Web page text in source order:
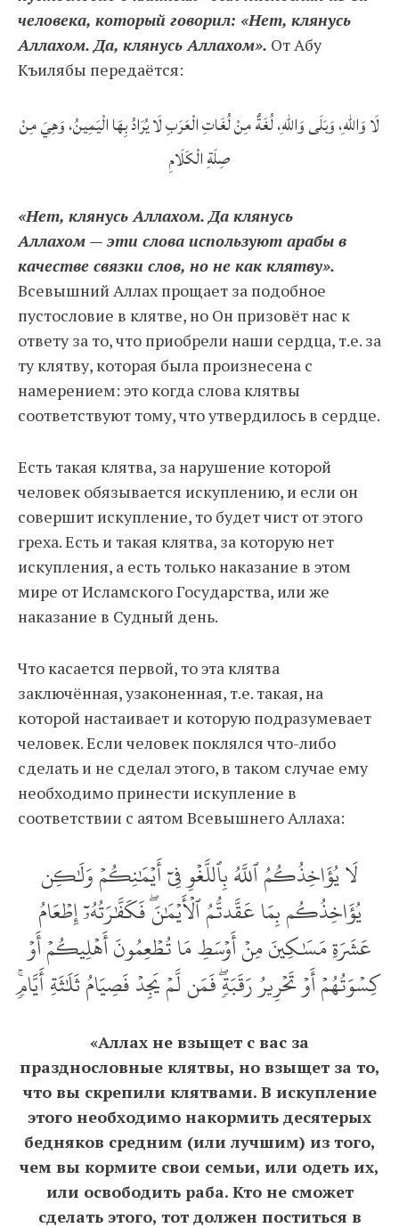
человека, который говорил: «Нет, клянусь
Аллахом. Да, клянусь Аллахом». От Абу
Къилябы передаётся:
لَا وَاللهِ، وَبَلَى وَاللهِ، لُغَةٌ مِنْ لُغَاتِ الْعَرَبِ لَا يُرَادُ بِهَا الْيَمِينُ، وَهِيَ مِنْ
صِلَةِ الْكَلَامِ
«Нет, клянусь Аллахом. Да клянусь
Аллахом — эти слова используют арабы в
качестве связки слов, но не как клятву».
Всевышний Аллах прощает за подобное
пустословие в клятве, но Он призовёт нас к
ответу за то, что приобрели наши сердца, т.е. за
ту клятву, которая была произнесена с
намерением: это когда слова клятвы
соответствуют тому, что утвердилось в сердце.
Есть такая клятва, за нарушение которой
человек обязывается искуплению, и если он
совершит искупление, то будет чист от этого
греха. Есть и такая клятва, за которую нет
искупления, а есть только наказание в этом
мире от Исламского Государства, или же
наказание в Судный день.
Что касается первой, то эта клятва
заключённая, узаконенная, т.е. такая, на
которой настаивает и которую подразумевает
человек. Если человек поклялся что-либо
сделать и не сделал этого, в таком случае ему
необходимо принести искупление в
соответствии с аятом Всевышнего Аллаха:
لَا يُؤَاخِذُكُمُ ٱللَّهُ بِٱللَّغۡوِ فِيٓ أَيۡمَٰنِكُمۡ وَلَٰكِن
يُؤَاخِذُكُم بِمَا عَقَّدتُّمُ ٱلۡأَيۡمَٰنَۖ فَكَفَّٰرَتُهُۥٓ إِطۡعَامُ
عَشَرَةِ مَسَٰكِينَ مِنۡ أَوۡسَطِ مَا تُطۡعِمُونَ أَهۡلِيكُمۡ أَوۡ
كِسۡوَتُهُمۡ أَوۡ تَحۡرِيرُ رَقَبَةٖۖ فَمَن لَّمۡ يَجِدۡ فَصِيَامُ ثَلَٰثَةِ أَيَّامٖۚ
«Аллах не взыщет с вас за
празднословные клятвы, но взыщет за то,
что вы скрепили клятвами. В искупление
этого необходимо накормить десятерых
бедняков средним (или лучшим) из того,
чем вы кормите свои семьи, или одеть их,
или освободить раба. Кто не сможет
сделать этого, тот должен поститься в